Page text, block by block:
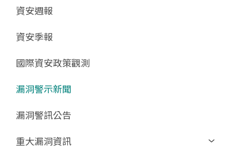
更新消息
GCB說明文件
GCB部署資源
GCB終止支援
申請作業表單
數位影片教材
FAQ
相關文件與表單
相關文件與表單
驗證進度
資安週報
資安季報
國際資安政策觀測
漏洞警示新聞
漏洞警訊公告
重大漏洞資訊